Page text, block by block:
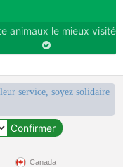
animaux le mieux visité
service, soyez solidaire
Canada